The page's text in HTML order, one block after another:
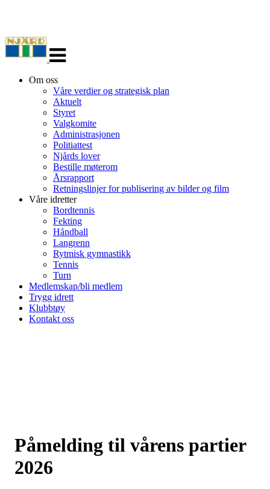
navigasjon
Om oss
Våre verdier og strategisk plan
Aktuelt
Styret
Valgkomite
Administrasjonen
Politiattest
Njårds lover
Bestille møterom
Årsrapport
Retningslinjer for publisering av bilder og film
Våre idretter
Bordtennis
Fekting
Håndball
Langrenn
Rytmisk gymnastikk
Tennis
Turn
Medlemskap/bli medlem
Trygg idrett
Klubbtøy
Kontakt oss
Påmelding til vårens partier
2026